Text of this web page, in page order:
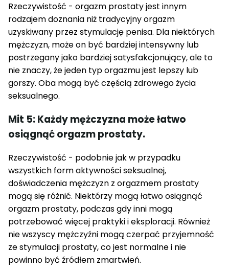
Rzeczywistość - orgazm prostaty jest innym
rodzajem doznania niż tradycyjny orgazm
uzyskiwany przez stymulację penisa. Dla niektórych
mężczyzn, może on być bardziej intensywny lub
postrzegany jako bardziej satysfakcjonujący, ale to
nie znaczy, że jeden typ orgazmu jest lepszy lub
gorszy. Oba mogą być częścią zdrowego życia
seksualnego.
Mit 5: Każdy mężczyzna może łatwo
osiągnąć orgazm prostaty.
Rzeczywistość - podobnie jak w przypadku
wszystkich form aktywności seksualnej,
doświadczenia mężczyzn z orgazmem prostaty
mogą się różnić. Niektórzy mogą łatwo osiągnąć
orgazm prostaty, podczas gdy inni mogą
potrzebować więcej praktyki i eksploracji. Również
nie wszyscy mężczyźni mogą czerpać przyjemność
ze stymulacji prostaty, co jest normalne i nie
powinno być źródłem zmartwień.